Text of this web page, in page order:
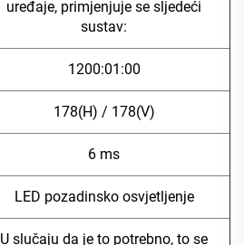
uređaje, primjenjuje se sljedeći
sustav:
1200:01:00
178(H) / 178(V)
6 ms
LED pozadinsko osvjetljenje
U slučaju da je to potrebno, to se